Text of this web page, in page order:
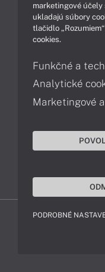
Podpora a servis
043 4224
ACER-SHOP ©
marketingové účely
ukladajú súbory
tlačidlo
cookies.
Funkčné a
Analytické
Marketingové
PODROBNÉ